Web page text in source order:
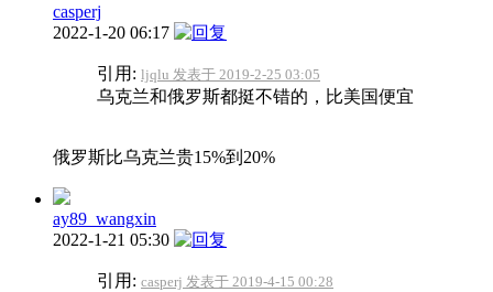
casperj
2022-1-20 06:17
引用: ljqlu 发表于 2019-2-25 03:05
乌克兰和俄罗斯都挺不错的，比美国便宜
俄罗斯比乌克兰贵15%到20%
ay89_wangxin
2022-1-21 05:30
引用: casperj 发表于 2019-4-15 00:28